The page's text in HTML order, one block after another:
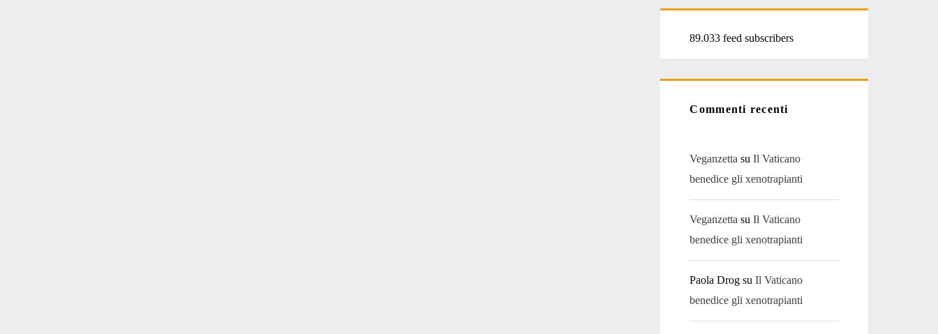
89.033 feed subscribers
Commenti recenti
Veganzetta suIl Vaticano
benedice gli xenotrapianti
Veganzetta suIl Vaticano
benedice gli xenotrapianti
Paola Drog suIl Vaticano
benedice gli xenotrapianti